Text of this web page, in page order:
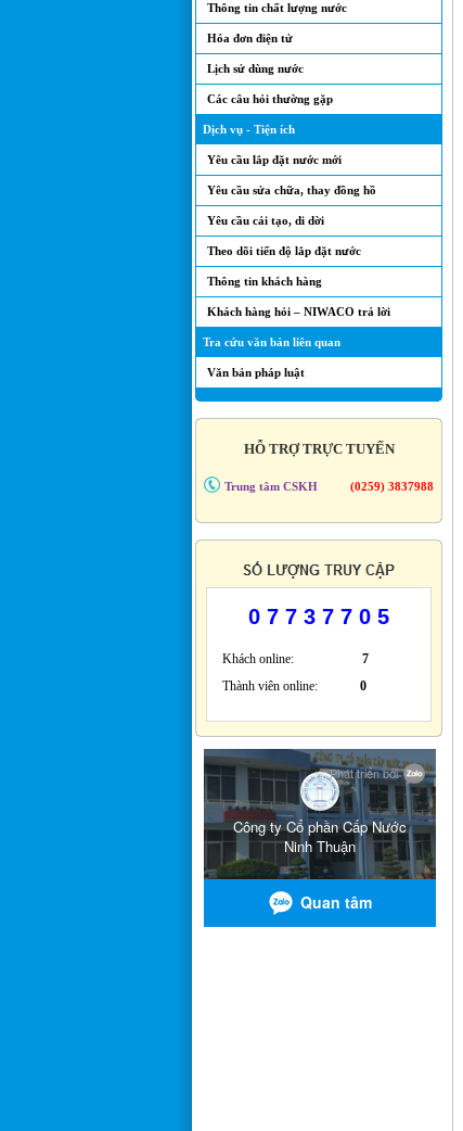
Thông tin chất lượng nước
Hóa đơn điện tử
Lịch sử dùng nước
Các câu hỏi thường gặp
Dịch vụ - Tiện ích
Yêu cầu lắp đặt nước mới
Yêu cầu sửa chữa, thay đồng hồ
Yêu cầu cải tạo, di dời
Theo dõi tiến độ lắp đặt nước
Thông tin khách hàng
Khách hàng hỏi – NIWACO trả lời
Tra cứu văn bản liên quan
Văn bản pháp luật
HỖ TRỢ TRỰC TUYẾN
Trung tâm CSKH (0259) 3837988
0 7 7 3 7 7 0 5
Khách online: 7
Thành viên online: 0